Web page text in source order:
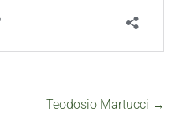
Teodosio Martucci →